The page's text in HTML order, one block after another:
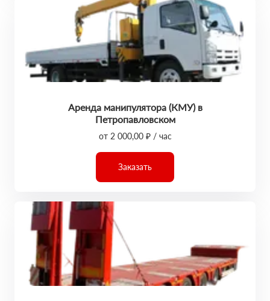
Аренда манипулятора (КМУ) в
Петропавловском
от 2 000,00 ₽ / час
Заказать